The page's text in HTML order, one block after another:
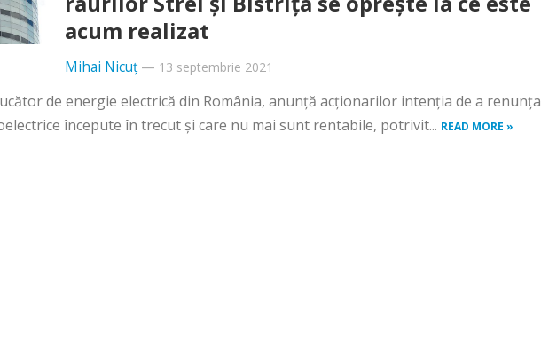
acum realizat
Mihai Nicuț— 13 septembrie 2021
de energie electrică din România, anunță acționarilor intenția de a renunța
începute în trecut și care nu mai sunt rentabile, potrivit... READ MORE »